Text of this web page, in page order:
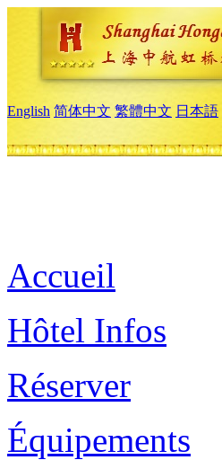
English 简体中文 繁體中文 日本語
Accueil
Hôtel Infos
Réserver
Équipements